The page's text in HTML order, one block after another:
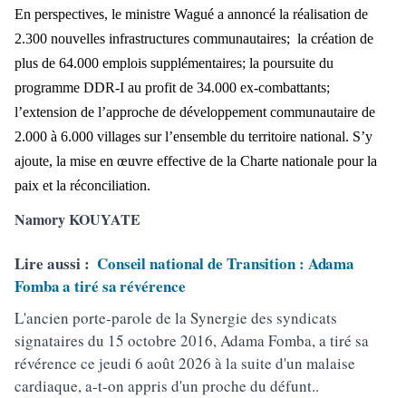
En perspectives, le ministre Wagué a annoncé la réalisation de
2.300 nouvelles infrastructures communautaires; la création de
plus de 64.000 emplois supplémentaires; la poursuite du
programme DDR-I au profit de 34.000 ex-combattants;
l’extension de l’approche de développement communautaire de
2.000 à 6.000 villages sur l’ensemble du territoire national. S’y
ajoute, la mise en œuvre effective de la Charte nationale pour la
paix et la réconciliation.
Namory KOUYATE
Lire aussi : Conseil national de Transition : Adama
Fomba a tiré sa révérence
L'ancien porte-parole de la Synergie des syndicats
signataires du 15 octobre 2016, Adama Fomba, a tiré sa
révérence ce jeudi 6 août 2026 à la suite d'un malaise
cardiaque, a-t-on appris d'un proche du défunt..